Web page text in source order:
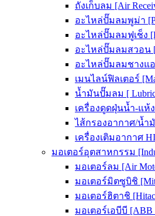
ถังเก็บลม [Air
อะไหล่ปั๊มลมพูม่า
อะไหล่ปั๊มลมฟูเช็ง
อะไหล่ปั๊มลมสวอน
อะไหล่ปั๊มลมชางแอ
เมนไลน์ฟิลเตอร์
น้ำมันปั๊มลม [
เครื่องดูดฝุ่นน้ำ-แห้ง
ไส้กรองอากาศ/น้ำ
เครื่องเติมอากาศ
มอเตอร์อุตสาหกรรม
มอเตอร์ลม [Air
มอเตอร์มิตซูบิชิ
มอเตอร์ฮิตาชิ
มอเตอร์เอบีบี [ABB